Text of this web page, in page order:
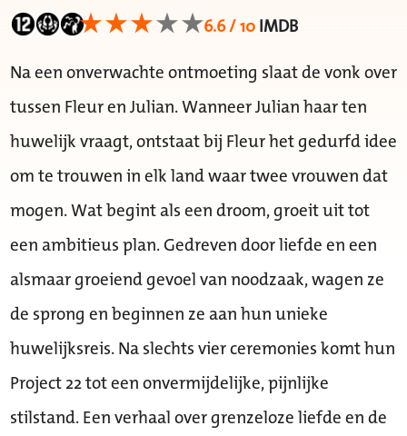
6.6 / 10IMDB
Na een onverwachte ontmoeting slaat de vonk over
tussen Fleur en Julian. Wanneer Julian haar ten
huwelijk vraagt, ontstaat bij Fleur het gedurfd idee
om te trouwen in elk land waar twee vrouwen dat
mogen. Wat begint als een droom, groeit uit tot
een ambitieus plan. Gedreven door liefde en een
alsmaar groeiend gevoel van noodzaak, wagen ze
de sprong en beginnen ze aan hun unieke
huwelijksreis. Na slechts vier ceremonies komt hun
Project 22 tot een onvermijdelijke, pijnlijke
stilstand. Een verhaal over grenzeloze liefde en de